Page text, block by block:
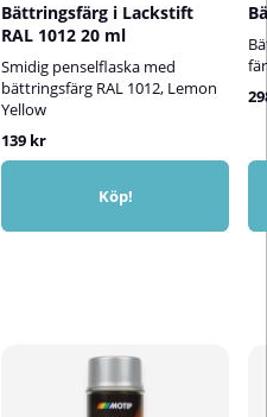
Bättringsfärg i Lackstift
RAL 1012 20 ml
Smidig penselflaska med
bättringsfärg RAL 1012, Lemon
Yellow
139 kr
Köp!